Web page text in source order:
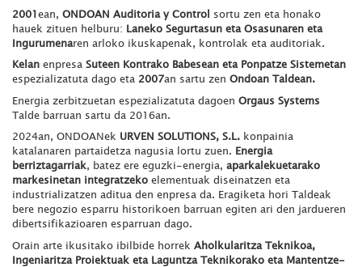
2001ean, ONDOAN Auditoria y Control sortu zen eta honako
hauek zituen helburu: Laneko Segurtasun eta Osasunaren eta
Ingurumenaren arloko ikuskapenak, kontrolak eta auditoriak.
Kelan enpresa Suteen Kontrako Babesean eta Ponpatze Sistemetan
espezializatuta dago eta 2007an sartu zen Ondoan Taldean.
Energia zerbitzuetan espezializatuta dagoen Orgaus Systems
Talde barruan sartu da 2016an.
2024an, ONDOANek URVEN SOLUTIONS, S.L. konpainia
katalanaren partaidetza nagusia lortu zuen. Energia
berriztagarriak, batez ere eguzki-energia, aparkalekuetarako
markesinetan integratzeko elementuak diseinatzen eta
industrializatzen aditua den enpresa da. Eragiketa hori Taldeak
bere negozio esparru historikoen barruan egiten ari den jardueren
dibertsifikazioaren esparruan dago.
Orain arte ikusitako ibilbide horrek Aholkularitza Teknikoa,
Ingeniaritza Proiektuak eta Laguntza Teknikorako eta Mantentze-